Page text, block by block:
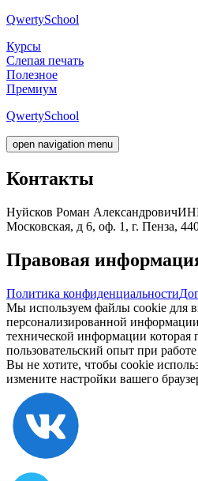
QwertySchool
Курсы
Слепая печать
Полезное
Премиум
QwertySchool
open navigation menu
Контакты
Нуйсков Роман Александрович
Московская, д 6, оф. 1, г. Пенза,
Правовая
Политика конфиденциальности
Мы используем файлы cookie для
персонализированной
технической информации которая
пользовательский опыт при
Вы не хотите, чтобы cookie
измените настройки вашего